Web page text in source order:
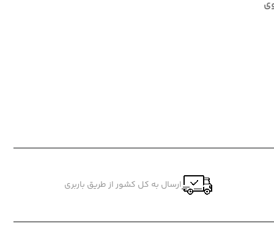
ارسال به کل کشور از طریق باربری